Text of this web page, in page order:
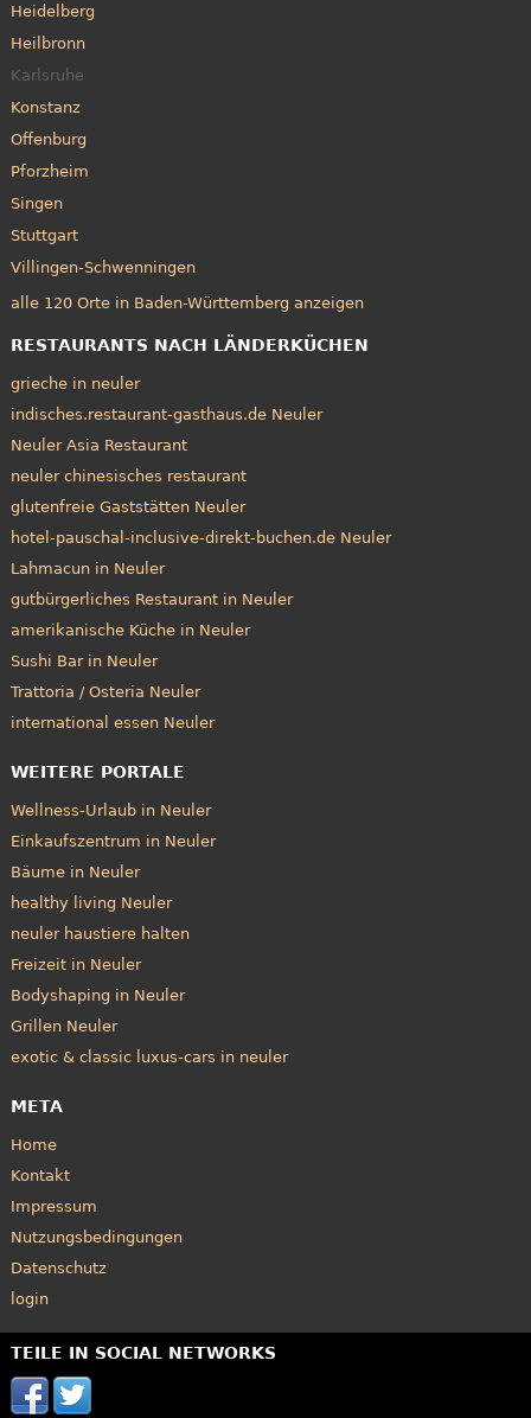
Heidelberg
Heilbronn
Karlsruhe
Konstanz
Offenburg
Pforzheim
Singen
Stuttgart
Villingen-Schwenningen
alle 120 Orte in Baden-Württemberg anzeigen
RESTAURANTS NACH LÄNDERKÜCHEN
grieche in neuler
indisches.restaurant-gasthaus.de Neuler
Neuler Asia Restaurant
neuler chinesisches restaurant
glutenfreie Gaststätten Neuler
hotel-pauschal-inclusive-direkt-buchen.de Neuler
Lahmacun in Neuler
gutbürgerliches Restaurant in Neuler
amerikanische Küche in Neuler
Sushi Bar in Neuler
Trattoria / Osteria Neuler
international essen Neuler
WEITERE PORTALE
Wellness-Urlaub in Neuler
Einkaufszentrum in Neuler
Bäume in Neuler
healthy living Neuler
neuler haustiere halten
Freizeit in Neuler
Bodyshaping in Neuler
Grillen Neuler
exotic & classic luxus-cars in neuler
META
Home
Kontakt
Impressum
Nutzungsbedingungen
Datenschutz
login
TEILE IN SOCIAL NETWORKS